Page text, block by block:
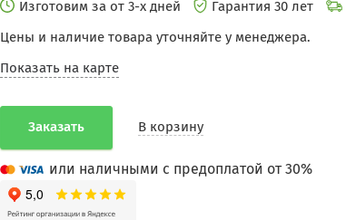
Изготовим за от 3-х дней Гарантия 30 лет
Цены и наличие товара уточняйте у менеджера.
Показать на карте
Заказать В корзину
или наличными с предоплатой от 30%